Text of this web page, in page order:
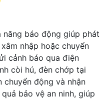
năng báo động giúp phát
nhập hoặc chuyển
cảnh báo qua điện
còi hú, đèn chớp tại
chuyển động và nhận
bảo vệ an ninh, giúp